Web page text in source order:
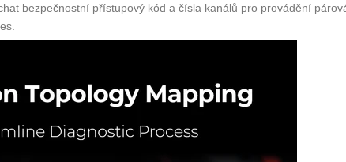
bezpečnostní přístupový kód a čísla kanálů pro provádění